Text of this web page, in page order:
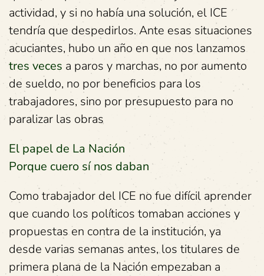
actividad, y si no había una solución, el ICE
tendría que despedirlos. Ante esas situaciones
acuciantes, hubo un año en que nos lanzamos
tres veces a paros y marchas, no por aumento
de sueldo, no por beneficios para los
trabajadores, sino por presupuesto para no
paralizar las obras
El papel de La Nación
Porque cuero sí nos daban
Como trabajador del ICE no fue difícil aprender
que cuando los políticos tomaban acciones y
propuestas en contra de la institución, ya
desde varias semanas antes, los titulares de
primera plana de la Nación empezaban a